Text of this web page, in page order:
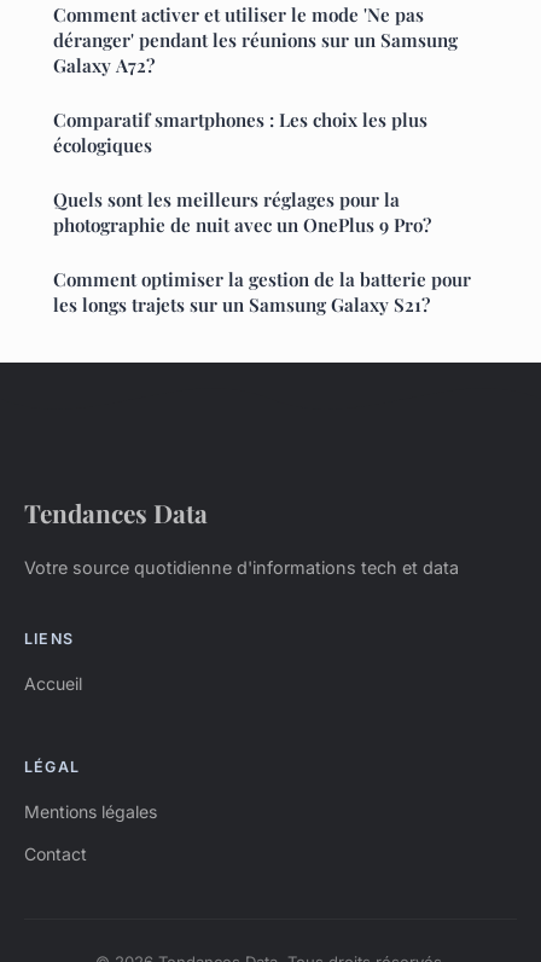
Comment activer et utiliser le mode 'Ne pas
déranger' pendant les réunions sur un Samsung
Galaxy A72?
Comparatif smartphones : Les choix les plus
écologiques
Quels sont les meilleurs réglages pour la
photographie de nuit avec un OnePlus 9 Pro?
Comment optimiser la gestion de la batterie pour
les longs trajets sur un Samsung Galaxy S21?
Tendances Data
Votre source quotidienne d'informations tech et data
LIENS
Accueil
LÉGAL
Mentions légales
Contact